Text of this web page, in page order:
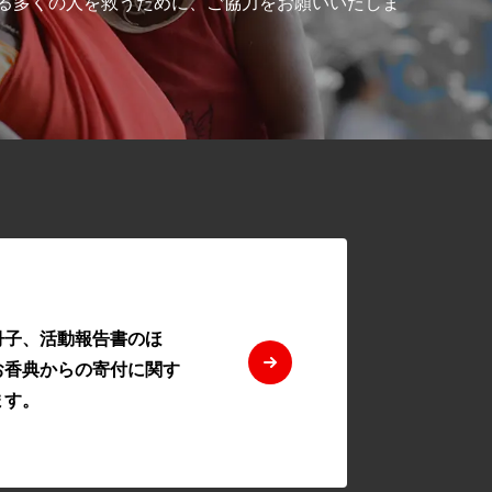
、活動報告書のほ
典からの寄付に関す
。